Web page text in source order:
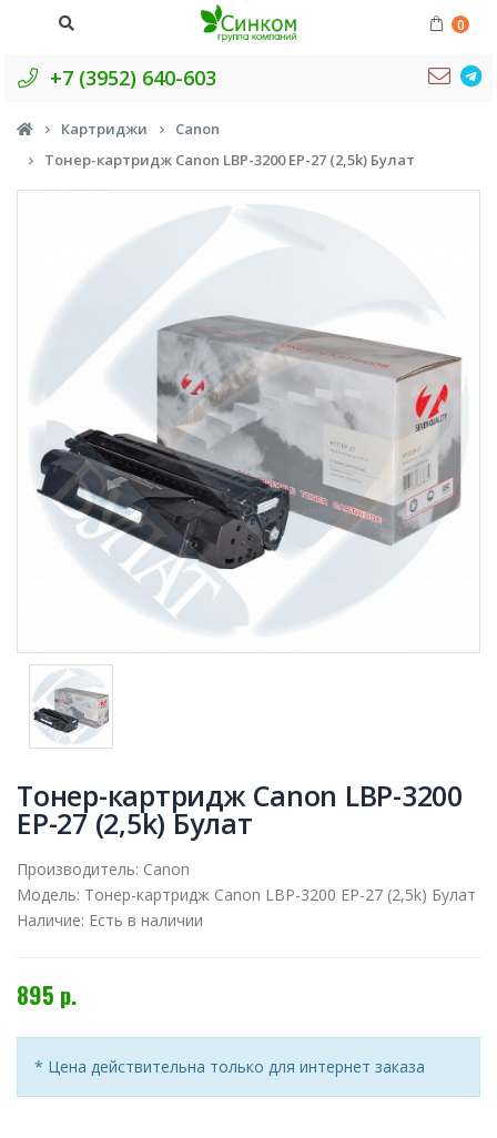
0
+7 (3952) 640-603
Картриджи
Canon
Тонер-картридж Canon LBP-3200 EP-27 (2,5k) Булат
Тонер-картридж Canon LBP-3200
EP-27 (2,5k) Булат
Производитель: Canon
Модель: Тонер-картридж Canon LBP-3200 EP-27 (2,5k) Булат
Наличие: Есть в наличии
895 р.
* Цена действительна только для интернет заказа